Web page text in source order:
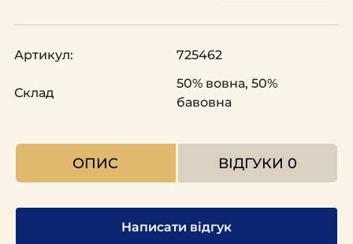
Артикул: 725462
Склад
50% вовна, 50%
бавовна
ОПИС ВІДГУКИ 0
Написати відгук